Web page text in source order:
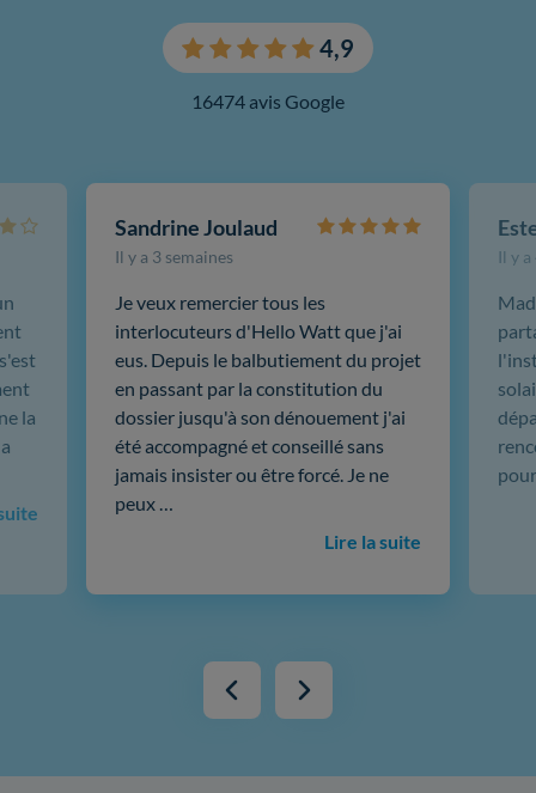
4,9
16474 avis Google
Sandrine Joulaud
Il y a 3 semaines
Je veux remercier tous les
interlocuteurs d'Hello Watt que j'ai
eus. Depuis le balbutiement du projet
en passant par la constitution du
dossier jusqu'à son dénouement j'ai
été accompagné et conseillé sans
jamais insister ou être forcé. Je ne
peux …
Lire la suite
Il y
la